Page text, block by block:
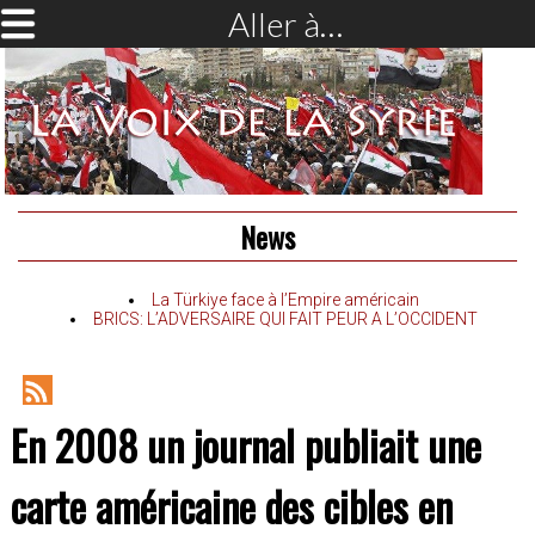
Aller à…
News
La Türkiye face à l’Empire américain
BRICS: L’ADVERSAIRE QUI FAIT PEUR A L’OCCIDENT
RSS
Feed
En 2008 un journal publiait une
carte américaine des cibles en